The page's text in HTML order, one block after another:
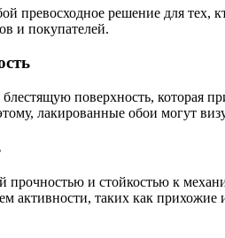
превосходное решение для тех,
и покупателей.
поверхность, которая
лакированные обои могут
и стойкостью к
таких как прихожие